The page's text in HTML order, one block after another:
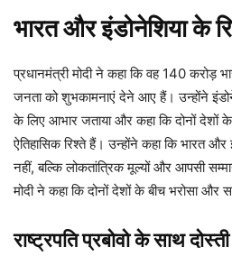
भारत और इंडोनेशिया के
प्रधानमंत्री मोदी ने कहा कि वह 140 करोड़
जनता को शुभकामनाएं देने आए हैं। उन्होंने
के लिए आभार जताया और कहा कि दोनों देशों
ऐतिहासिक रिश्ते हैं। उन्होंने कहा कि भारत और
नहीं, बल्कि लोकतांत्रिक मूल्यों और आपसी
मोदी ने कहा कि दोनों देशों के बीच भरोसा और
राष्ट्रपति प्रबोवो के साथ